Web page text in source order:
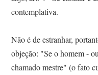
contemplativa.
Não é de estranhar,
objeção: "Se o homem -
chamado mestre" (o fato